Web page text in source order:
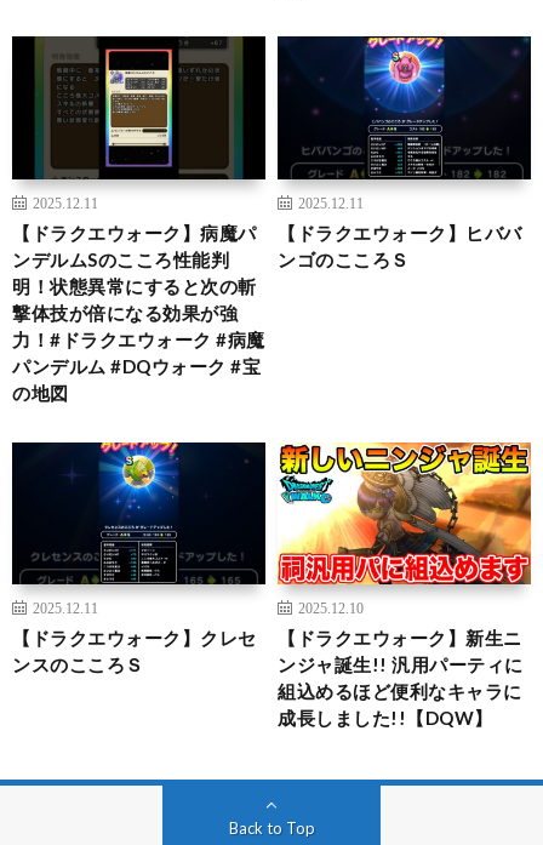
2025.12.11
【ドラクエウォーク】病魔パ
ンデルムSのこころ性能判
明！状態異常にすると次の斬
撃体技が倍になる効果が強
力！#ドラクエウォーク #病魔
パンデルム #DQウォーク #宝
の地図
2025.12.11
【ドラクエウォーク】ヒババ
ンゴのこころＳ
2025.12.11
【ドラクエウォーク】クレセ
ンスのこころＳ
2025.12.10
【ドラクエウォーク】新生ニ
ンジャ誕生!! 汎用パーティに
組込めるほど便利なキャラに
成長しました!!【DQW】
Back to Top